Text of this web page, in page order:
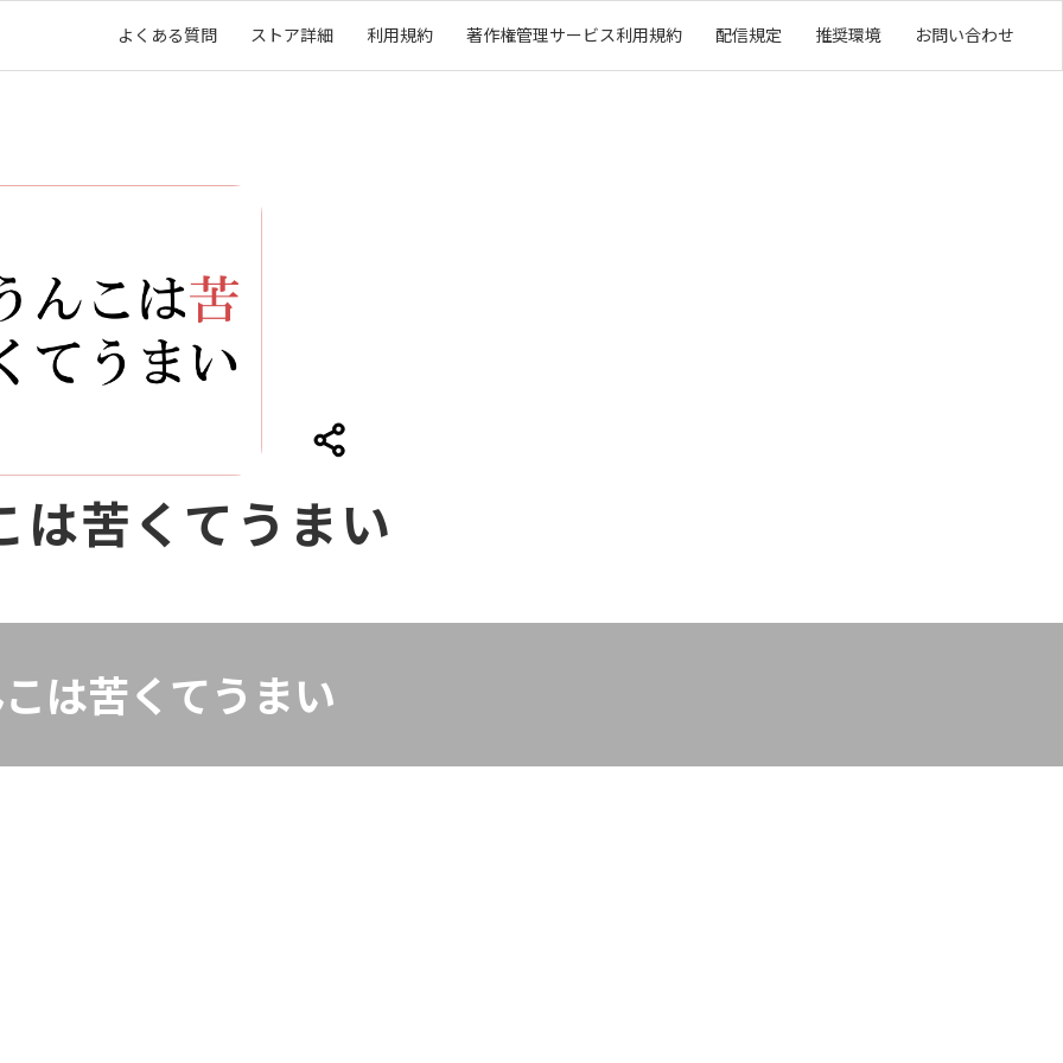
よくある質問 ストア詳細 利用規約 著作権管理サービス利用規約 配信規定 推奨環境 お問い合わせ
は苦くてうまい
は苦くてうまい